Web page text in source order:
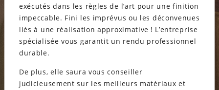
exécutés dans les règles de l’art pour une finition
impeccable. Fini les imprévus ou les déconvenues
liés à une réalisation approximative ! L’entreprise
spécialisée vous garantit un rendu professionnel
durable.
De plus, elle saura vous conseiller
judicieusement sur les meilleurs matériaux et